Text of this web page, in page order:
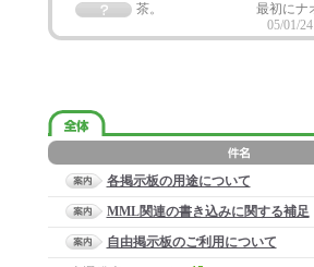
茶。
最初にナ
05/01/
各掲示板の用途について
MML関連の書き込みに関する補足
自由掲示板のご利用について